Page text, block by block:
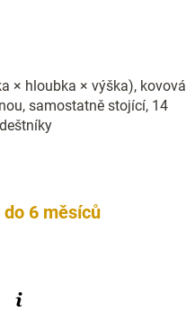
× hloubka × výška), kovová
samostatně stojící, 14
6 měsíců